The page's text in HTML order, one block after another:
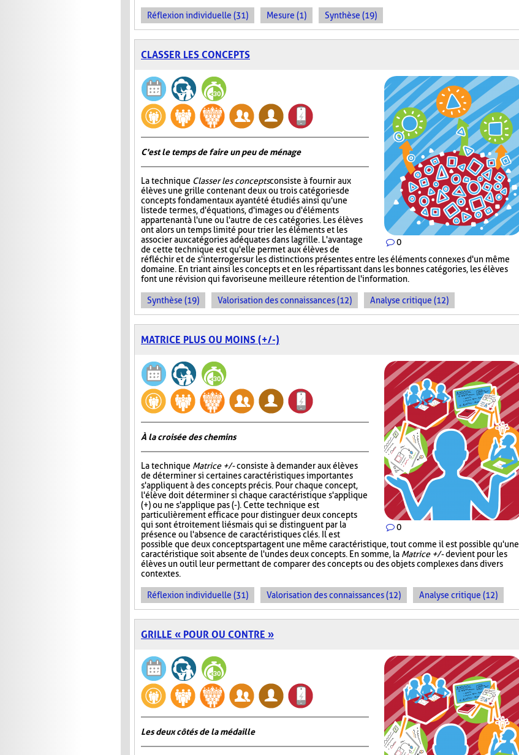
Réflexion individuelle (31) Mesure (1) Synthèse (19)
CLASSER LES CONCEPTS
0
C'est le temps de faire un peu de ménage
La technique Classer les conceptsconsiste à fournir aux
élèves une grille contenant deux ou trois catégories de
concepts fondamentaux ayant été étudiés ainsi qu'une
liste de termes, d'équations, d'images ou d'éléments
appartenant à l'une ou l'autre de ces catégories. Les élèves
ont alors un temps limité pour trier les éléments et les
associer aux catégories adéquates dans la grille. L'avantage
de cette technique est qu'elle permet aux élèves de
réfléchir et de s'interroger sur les distinctions présentes entre les éléments connexes d'un même
domaine. En triant ainsi les concepts et en les répartissant dans les bonnes catégories, les élèves
font une révision qui favorise une meilleure rétention de l'information.
Synthèse (19) Valorisation des connaissances (12) Analyse critique (12)
MATRICE PLUS OU MOINS (+/-)
0
À la croisée des chemins
La technique Matrice +/-consiste à demander aux élèves
de déterminer si certaines caractéristiques importantes
s'appliquent à des concepts précis. Pour chaque concept,
l'élève doit déterminer si chaque caractéristique s'applique
(+) ou ne s'applique pas (-). Cette technique est
particulièrement efficace pour distinguer deux concepts
qui sont étroitement liés mais qui se distinguent par la
présence ou l'absence de caractéristiques clés. Il est
possible que deux concepts partagent une même caractéristique, tout comme il est possible qu'une
caractéristique soit absente de l'un des deux concepts. En somme, la Matrice +/-devient pour les
élèves un outil leur permettant de comparer des concepts ou des objets complexes dans divers
contextes.
Réflexion individuelle (31) Valorisation des connaissances (12) Analyse critique (12)
GRILLE « POUR OU CONTRE »
Les deux côtés de la médaille